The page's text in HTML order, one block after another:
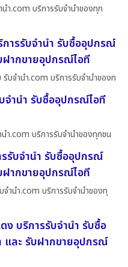
นํา.com บริการรับจำนำของทุก
ารรับจำนำ รับซื้ออุปกรณ์
ฝากขายอุปกรณ์ไอที
รับจํานํา.com บริการรับจำนำของท
จำนำ รับซื้ออุปกรณ์ไอที
า.com บริการรับจำนำของทุกชน
รับจำนำ รับซื้ออุปกรณ์
ฝากขายอุปกรณ์ไอที
จํานํา.com บริการรับจำนำของทุ
ง บริการรับจำนำ รับซื้อ
และ รับฝากขายอุปกรณ์